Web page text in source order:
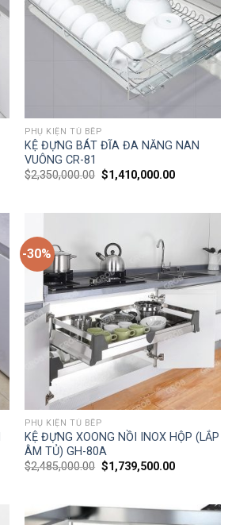
PHỤ KIỆN TỦ BẾP
KỆ ĐỰNG BÁT ĐĨA ĐA NĂNG NAN
VUÔNG CR-81
$2,350,000.00 $1,410,000.00
-30%
PHỤ KIỆN TỦ BẾP
KỆ ĐỰNG XOONG NỒI INOX HỘP (LẮP
ÂM TỦ) GH-80A
$2,485,000.00 $1,739,500.00